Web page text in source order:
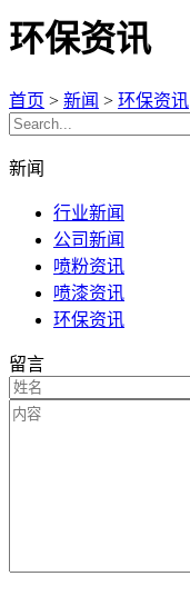
环保资讯
首页 > 新闻 > 环保资讯
新闻
行业新闻
公司新闻
喷粉资讯
喷漆资讯
环保资讯
留言